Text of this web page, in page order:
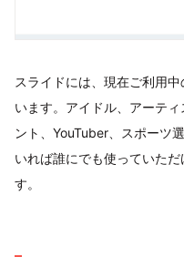
スライドには、現在ご利用
います。アイドル、アーテ
ント、YouTuber、スポーツ
いれば誰にでも使っていた
す。